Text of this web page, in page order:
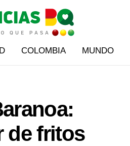
COLOMBIA MUNDO
de fritos